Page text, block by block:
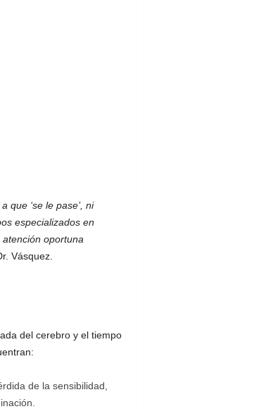
que ‘se le pase’, ni
especializados en
oportuna
Vásquez.
del cerebro y el tiempo
de la sensibilidad,